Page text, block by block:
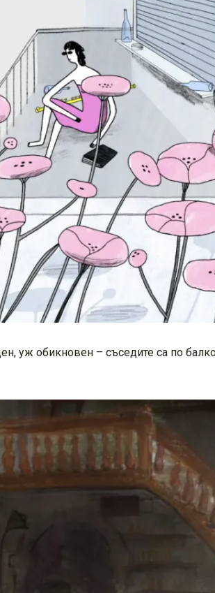
уж обикновен – съседите са по